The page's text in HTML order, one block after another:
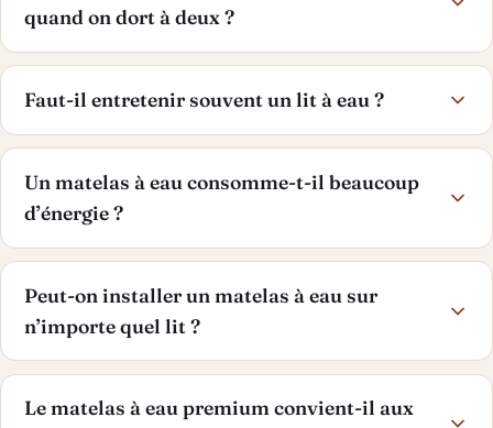
quand on dort à deux ?
Faut-il entretenir souvent un lit à eau ?
Un matelas à eau consomme-t-il beaucoup
d’énergie ?
Peut-on installer un matelas à eau sur
n’importe quel lit ?
Le matelas à eau premium convient-il aux